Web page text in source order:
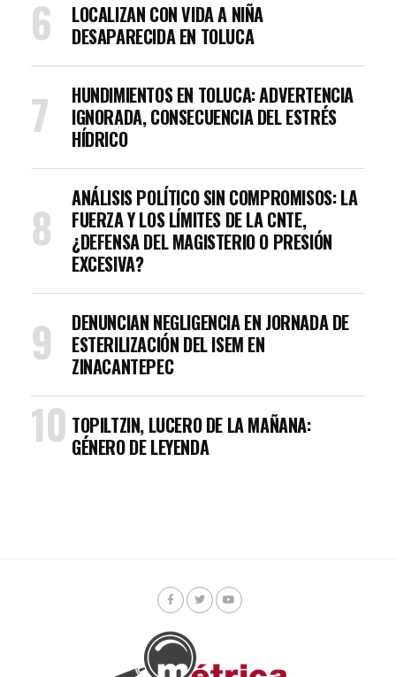
LOCALIZAN CON VIDA A NIÑA
DESAPARECIDA EN TOLUCA
HUNDIMIENTOS EN TOLUCA: ADVERTENCIA
IGNORADA, CONSECUENCIA DEL ESTRÉS
HÍDRICO
ANÁLISIS POLÍTICO SIN COMPROMISOS: LA
FUERZA Y LOS LÍMITES DE LA CNTE,
¿DEFENSA DEL MAGISTERIO O PRESIÓN
EXCESIVA?
DENUNCIAN NEGLIGENCIA EN JORNADA DE
ESTERILIZACIÓN DEL ISEM EN
ZINACANTEPEC
TOPILTZIN, LUCERO DE LA MAÑANA:
GÉNERO DE LEYENDA